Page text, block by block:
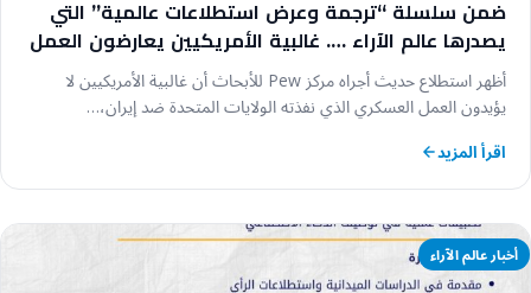
ضمن سلسلة “ترجمة وعرض استطلاعات عالمية” التي
يصدرها عالم الآراء …. غالبية الأمريكيين يعارضون العمل
العسكري ضد إيران وسط انقسام حزبي حاد
أظهر استطلاع حديث أجراه مركز Pew للأبحاث أن غالبية الأمريكيين لا
يؤيدون العمل العسكري الذي نفذته الولايات المتحدة ضد إيران،…
اقرأ المزيد
أخبار عالم الآراء